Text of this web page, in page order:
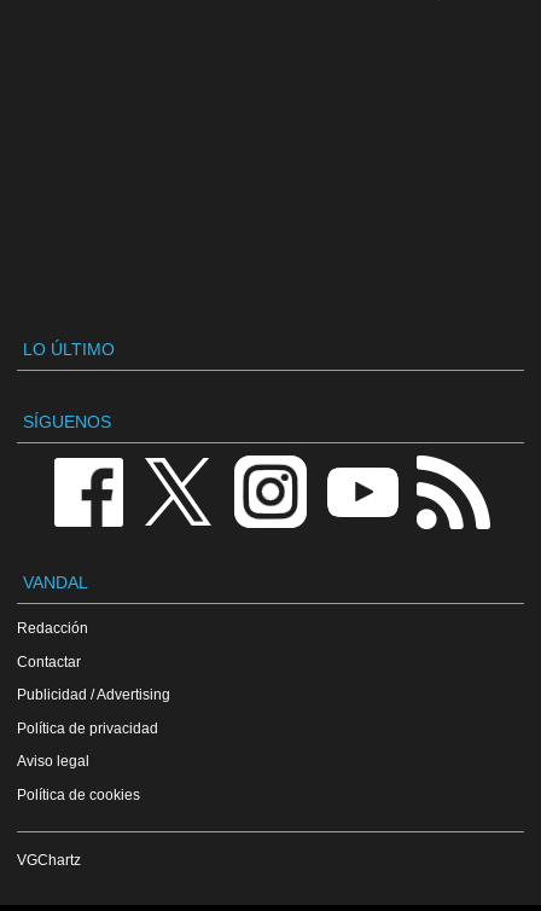
LO ÚLTIMO
SÍGUENOS
VANDAL
Redacción
Contactar
Publicidad / Advertising
Política de privacidad
Aviso legal
Política de cookies
VGChartz